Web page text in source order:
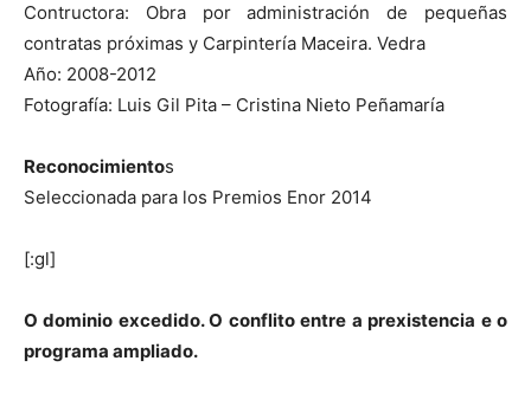
Contructora: Obra por administración de pequeñas
contratas próximas y Carpintería Maceira. Vedra
Año: 2008-2012
Fotografía: Luis Gil Pita – Cristina Nieto Peñamaría
Reconocimientos
Seleccionada para los Premios Enor 2014
[:gl]
O dominio excedido. O conflito entre a prexistencia e o
programa ampliado.